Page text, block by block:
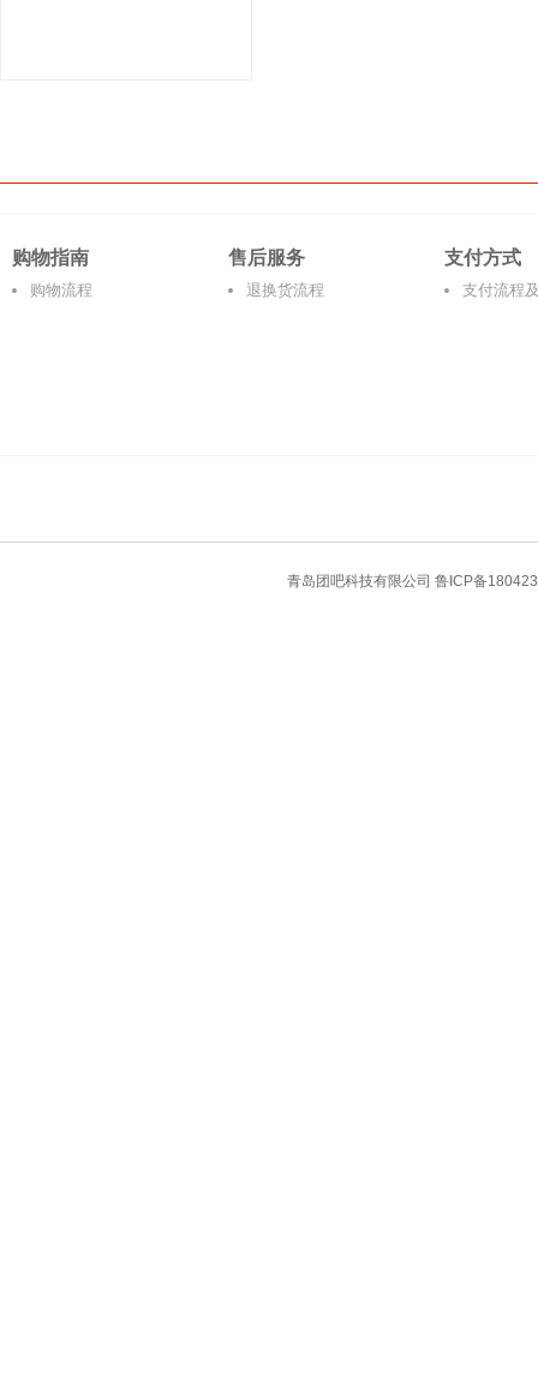
购物指南
购物流程
售后服务
退换货流程
支付方式
支付流程
青岛团吧科技有限公司 鲁ICP备